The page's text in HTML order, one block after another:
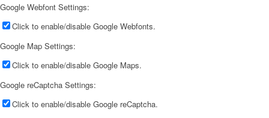
Google Webfont Settings:
Click to enable/disable Google Webfonts.
Google Map Settings:
Click to enable/disable Google Maps.
Google reCaptcha Settings:
Click to enable/disable Google reCaptcha.